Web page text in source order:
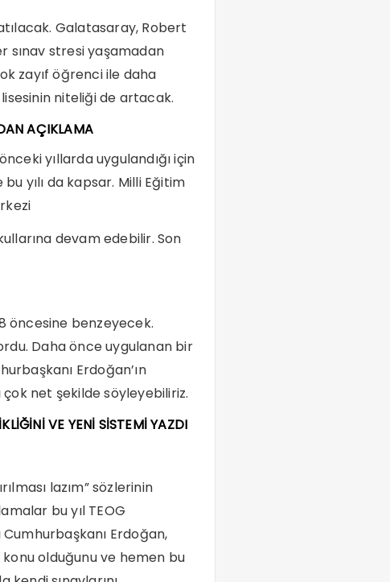
Galatasaray, Robert
sınav stresi yaşamadan
zayıf öğrenci ile daha
niteliği de artacak.
AÇIKLAMA
yıllarda uygulandığı için
yılı da kapsar. Milli Eğitim
devam edebilir. Son
öncesine benzeyecek.
Daha önce uygulanan bir
Erdoğan’ın
çok net şekilde söyleyebiliriz.
VE YENİ SİSTEMİ YAZDI
lazım” sözlerinin
bu yıl TEOG
Cumhurbaşkanı Erdoğan,
konu olduğunu ve hemen bu